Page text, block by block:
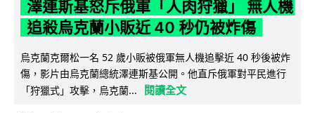
澤連斯基怒斥俄軍「人肉狩獵」 無人機
追殺烏克蘭小販近 40 秒仍被炸傷
烏克蘭克爾松一名 52 歲小販被俄軍無人機追擊近 40 秒後被炸
傷，影片由烏克蘭總統澤連斯基公開。他直斥俄軍對平民進行
「狩獵式」攻擊，烏克蘭...
閱讀全文